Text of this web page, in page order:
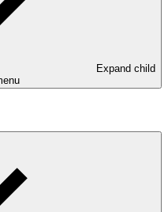
Expand child